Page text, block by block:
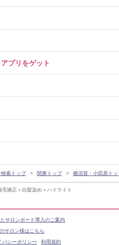
矯正＋白髪染め＋ハイライト
プリをゲット
索トップ 関東トップ 横須賀・小田原トッ
サロンボード導入のご案内
サロン様はこちら
バシーポリシー 利用規約